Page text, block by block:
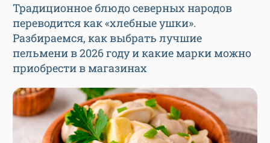
Традиционное блюдо северных народов
переводится как «хлебные ушки».
Разбираемся, как выбрать лучшие
пельмени в 2026 году и какие марки можно
приобрести в магазинах